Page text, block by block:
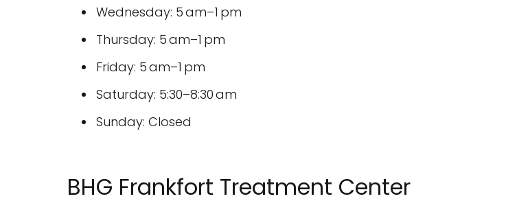
Wednesday: 5 am–1 pm
Thursday: 5 am–1 pm
Friday: 5 am–1 pm
Saturday: 5:30–8:30 am
Sunday: Closed
BHG Frankfort Treatment Center